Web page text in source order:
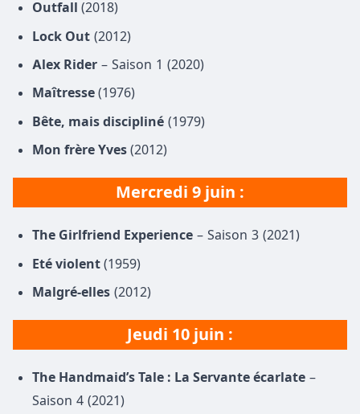
Outfall (2018)
Lock Out (2012)
Alex Rider – Saison 1 (2020)
Maîtresse (1976)
Bête, mais discipliné (1979)
Mon frère Yves (2012)
Mercredi 9 juin :
The Girlfriend Experience – Saison 3 (2021)
Eté violent (1959)
Malgré-elles (2012)
Jeudi 10 juin :
The Handmaid’s Tale : La Servante écarlate –
Saison 4 (2021)